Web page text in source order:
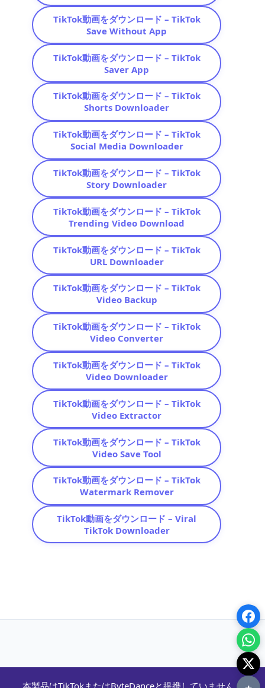
TikTok動画をダウンロード – TikTok
Save Without App
TikTok動画をダウンロード – TikTok
Saver App
TikTok動画をダウンロード – TikTok
Shorts Downloader
TikTok動画をダウンロード – TikTok
Social Media Downloader
TikTok動画をダウンロード – TikTok
Story Downloader
TikTok動画をダウンロード – TikTok
Trending Video Download
TikTok動画をダウンロード – TikTok
URL Downloader
TikTok動画をダウンロード – TikTok
Video Backup
TikTok動画をダウンロード – TikTok
Video Converter
TikTok動画をダウンロード – TikTok
Video Downloader
TikTok動画をダウンロード – TikTok
Video Extractor
TikTok動画をダウンロード – TikTok
Video Save Tool
TikTok動画をダウンロード – TikTok
Watermark Remover
TikTok動画をダウンロード – Viral
TikTok Downloader